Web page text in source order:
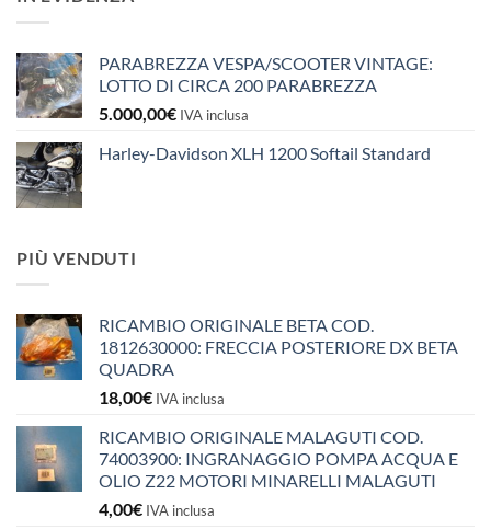
PARABREZZA VESPA/SCOOTER VINTAGE:
LOTTO DI CIRCA 200 PARABREZZA
5.000,00€ IVA inclusa
Harley-Davidson XLH 1200 Softail Standard
PIÙ VENDUTI
RICAMBIO ORIGINALE BETA COD.
1812630000: FRECCIA POSTERIORE DX BETA
QUADRA
18,00€ IVA inclusa
RICAMBIO ORIGINALE MALAGUTI COD.
74003900: INGRANAGGIO POMPA ACQUA E
OLIO Z22 MOTORI MINARELLI MALAGUTI
4,00€ IVA inclusa